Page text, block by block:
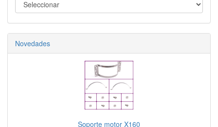
Novedades
Soporte motor X160